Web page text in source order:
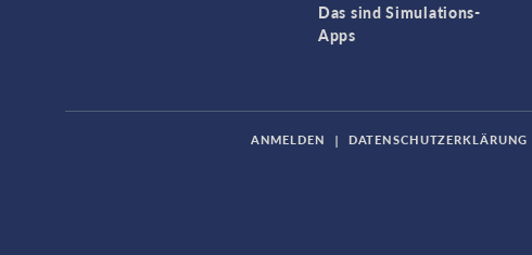
Das sind Simulations-
Apps
ANMELDEN | DATENSCHUTZERKLÄRUNG